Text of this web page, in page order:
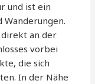
und ist ein
direkt an der
vorbei
die sich
In der Nähe